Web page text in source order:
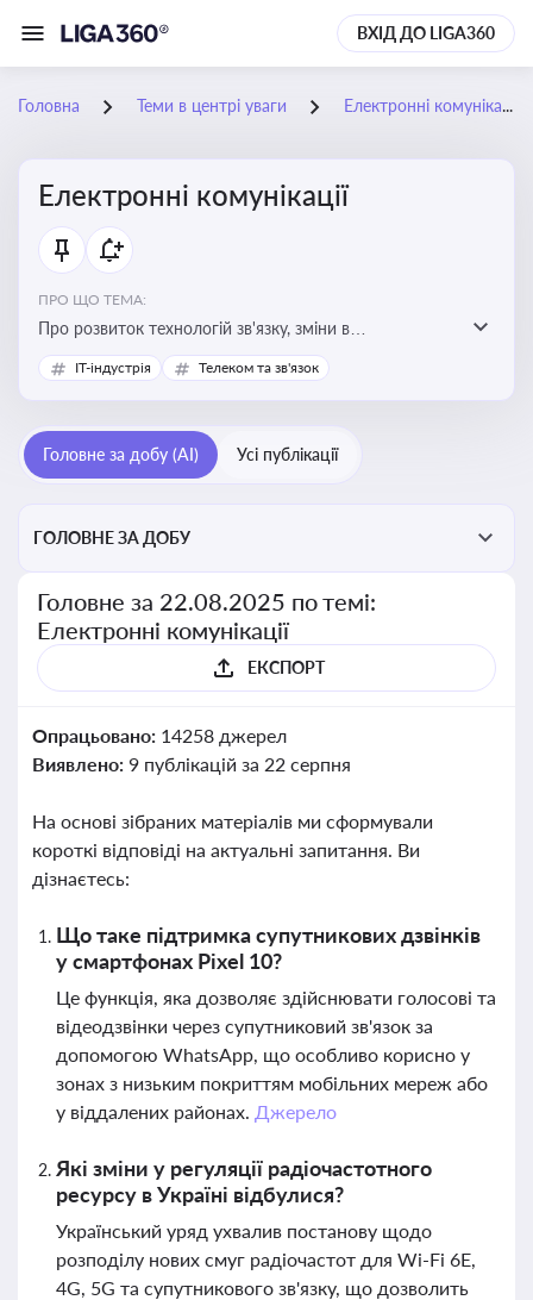
ВХІД ДО LIGA360
Головна Теми в центрі уваги Електронні комунікації
Електронні комунікації
ПРО ЩО ТЕМА:
Про розвиток технологій зв'язку, зміни в
законодавстві, регулювання ринку телекомунікацій,
інновації в сфері мобільних та інтернет-послуг
IT-індустрія Телеком та зв'язок
Головне за добу (AI) Усі публікації
ГОЛОВНЕ ЗА ДОБУ
Головне за 22.08.2025 по темі:
Електронні комунікації
ЕКСПОРТ
Опрацьовано: 14258 джерел
Виявлено: 9 публікацій за 22 серпня
На основі зібраних матеріалів ми сформували
короткі відповіді на актуальні запитання. Ви
дізнаєтесь:
Що таке підтримка супутникових дзвінків
у смартфонах Pixel 10?
Це функція, яка дозволяє здійснювати голосові та
відеодзвінки через супутниковий зв'язок за
допомогою WhatsApp, що особливо корисно у
зонах з низьким покриттям мобільних мереж або
у віддалених районах. Джерело
Які зміни у регуляції радіочастотного
ресурсу в Україні відбулися?
Український уряд ухвалив постанову щодо
розподілу нових смуг радіочастот для Wi-Fi 6E,
4G, 5G та супутникового зв'язку, що дозволить